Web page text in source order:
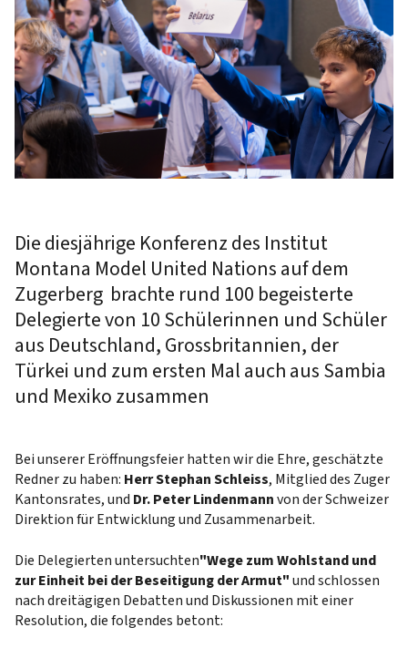
Die diesjährige Konferenz des Institut
Montana Model United Nations auf dem
Zugerberg brachte rund 100 begeisterte
Delegierte von 10 Schülerinnen und Schüler
aus Deutschland, Grossbritannien, der
Türkei und zum ersten Mal auch aus Sambia
und Mexiko zusammen
Bei unserer Eröffnungsfeier hatten wir die Ehre, geschätzte
Redner zu haben: Herr Stephan Schleiss, Mitglied des Zuger
Kantonsrates, und Dr. Peter Lindenmannvon der Schweizer
Direktion für Entwicklung und Zusammenarbeit.
Die Delegierten untersuchten"Wege zum Wohlstand und
zur Einheit bei der Beseitigung der Armut"und schlossen
nach dreitägigen Debatten und Diskussionen mit einer
Resolution, die folgendes betont: